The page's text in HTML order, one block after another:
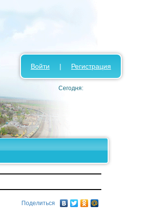
Войти | Регистрация
Сегодня:
Поделиться